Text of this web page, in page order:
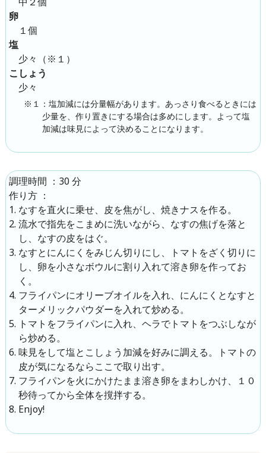
卵
１個
塩
少々（※１）
こしょう
少々
※１：塩加減には分量幅があります。あっさり食べるときには
少量を、作り置きにする場合は多めにします。よって塩
加減は味見によって決めることになります。
調理時間 ：30 分
作り方
：
なすを直火に乗せ、皮を焦がし、焼きナスを作る。
流水で指先をこまめに洗いながら、なすの焦げを落と
し、なすの皮をはぐ。
なすとにんにくをみじん切りにし、トマトをざく切りに
し、卵を小さなボウルに割り入れて溶き卵を作ってお
く。
フライパンにオリーブオイルを入れ、にんにくとなすと
ターメリックパウダーを入れて炒める。
トマトをフライパンに入れ、ヘラでトマトをつぶしなが
ら炒める。
味見をして塩とこしょう加減を好みに調える。トマトの
皮が気になるならここで取り出す。
フライパンを火にかけたまま溶き卵をまわしかけ、１０
秒待ってから全体を撹拌する。
Enjoy!